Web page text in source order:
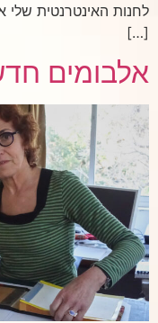
לחנות האינטרנטית
[…]
אלבומים